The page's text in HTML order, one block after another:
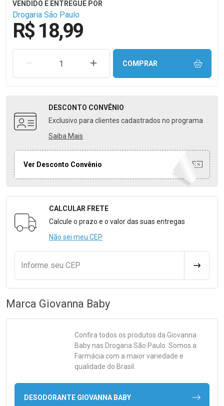
Drogaria São Paulo
R$ 18,99
REMOVER UMA UNIDADEAUMENTAR UMA UNIDADE
COMPRAR
DESCONTO CONVÊNIO
Exclusivo para clientes cadastrados no programa
Saiba Mais
Ver Desconto Convênio
Formulário para Calcular o Frete
CALCULAR FRETE
Calcule o prazo e o valor das suas entregas
Não sei meu CEP
Informe seu CEP
Marca Giovanna Baby
Confira todos os produtos da Giovanna
Babynas Drogaria São Paulo. Somos a
Farmácia com a maior variedade e
qualidade do Brasil.
DESODORANTE GIOVANNA BABY